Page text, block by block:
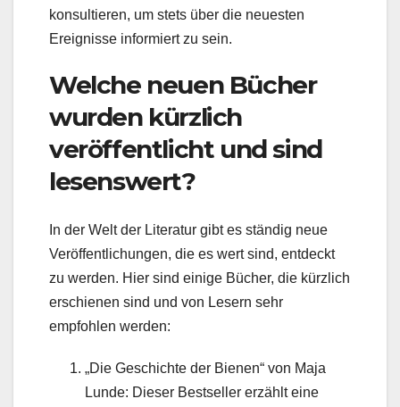
konsultieren, um stets über die neuesten
Ereignisse informiert zu sein.
Welche neuen Bücher
wurden kürzlich
veröffentlicht und sind
lesenswert?
In der Welt der Literatur gibt es ständig neue
Veröffentlichungen, die es wert sind, entdeckt
zu werden. Hier sind einige Bücher, die kürzlich
erschienen sind und von Lesern sehr
empfohlen werden:
„Die Geschichte der Bienen“ von Maja
Lunde: Dieser Bestseller erzählt eine